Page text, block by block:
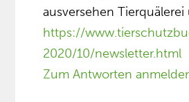
ausversehen Tierquälerei
https://
2020/10/newsletter.html
Zum Antworten